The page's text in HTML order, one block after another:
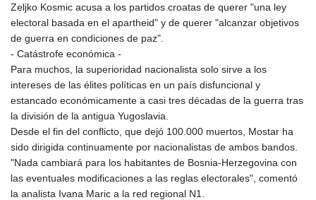
Zeljko Kosmic acusa a los partidos croatas de querer "una ley
electoral basada en el apartheid" y de querer "alcanzar objetivos
de guerra en condiciones de paz".
- Catástrofe económica -
Para muchos, la superioridad nacionalista solo sirve a los
intereses de las élites políticas en un país disfuncional y
estancado económicamente a casi tres décadas de la guerra tras
la división de la antigua Yugoslavia.
Desde el fin del conflicto, que dejó 100.000 muertos, Mostar ha
sido dirigida continuamente por nacionalistas de ambos bandos.
"Nada cambiará para los habitantes de Bosnia-Herzegovina con
las eventuales modificaciones a las reglas electorales", comentó
la analista Ivana Maric a la red regional N1.